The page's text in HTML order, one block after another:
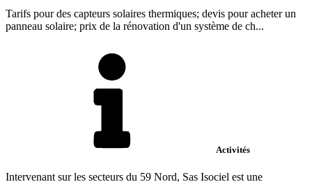
Tarifs pour des capteurs solaires thermiques; devis pour acheter un
panneau solaire; prix de la rénovation d'un système de ch...
Activités
Intervenant sur les secteurs du 59 Nord, Sas Isociel est une